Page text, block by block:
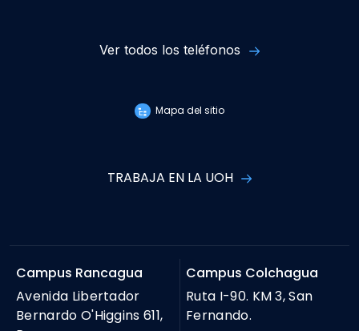
Ver todos los teléfonos
Mapa del sitio
TRABAJA EN LA UOH
Campus Rancagua
Avenida Libertador
Bernardo O'Higgins 611,
Campus Colchagua
Ruta I-90. KM 3, San
Fernando.